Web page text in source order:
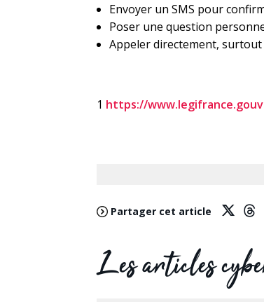
Envoyer un SMS pour
Poser une question
Appeler directement, surtout
1 https://
Partager cet article
Les articles